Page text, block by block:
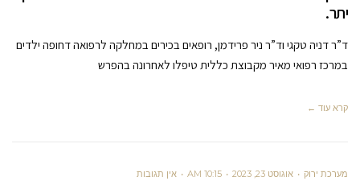
יתר.
ד”ר דניה טקגי וד”ר ניר פרידמן, רופאים בכירים במחלקה לרפואה דחופה ילדים
במרכז רפואי מאיר מקבוצת כללית טיפלו לאחרונה בהפרש
קרא עוד ←
מערכת ירוק אוגוסט 23, 2023 10:15 AM אין תגובות